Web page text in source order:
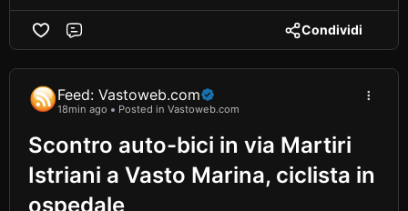
Condividi
Feed: Vastoweb.com
18min ago Posted in Vastoweb.com
Scontro auto-bici in via Martiri
Istriani a Vasto Marina, ciclista in
ospedale